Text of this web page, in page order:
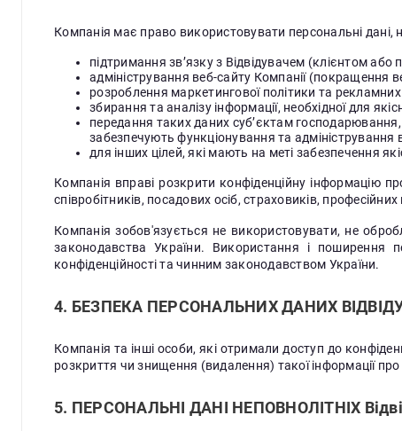
Компанія має право використовувати персональні дані,
підтримання зв’язку з Відвідувачем (клієнтом або
адміністрування веб-сайту Компанії (покращення
розроблення маркетингової політики та
збирання та аналізу інформації, необхідної для
передання таких даних суб’єктам господарювання,
забезпечують функціонування та
для інших цілей, які мають на меті забезпечення
Компанія вправі розкрити конфіденційну інформацію
співробітників, посадових осіб, страховиків,
Компанія зобов'язується не використовувати, не
законодавства України. Використання і поширення
конфіденційності та чинним законодавством України.
4. БЕЗПЕКА ПЕРСОНАЛЬНИХ ДАНИХ
Компанія та інші особи, які отримали доступ до
розкриття чи знищення (видалення) такої інформації про
5. ПЕРСОНАЛЬНІ ДАНІ НЕПОВНОЛІТНІХ